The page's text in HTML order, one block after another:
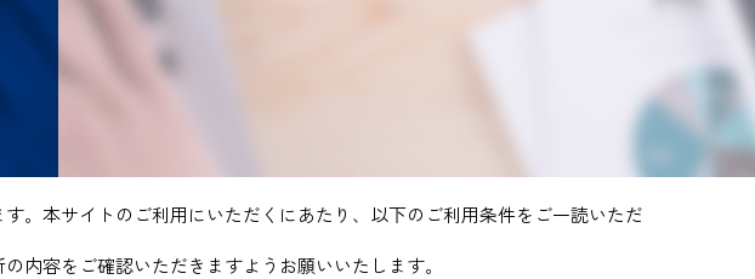
。本サイトのご利用にいただくにあたり、以下のご利用条件をご一読いただ
内容をご確認いただきますようお願いいたします。